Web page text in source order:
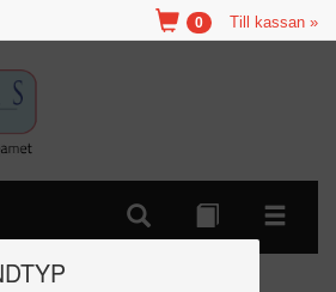
Till kassan »
0